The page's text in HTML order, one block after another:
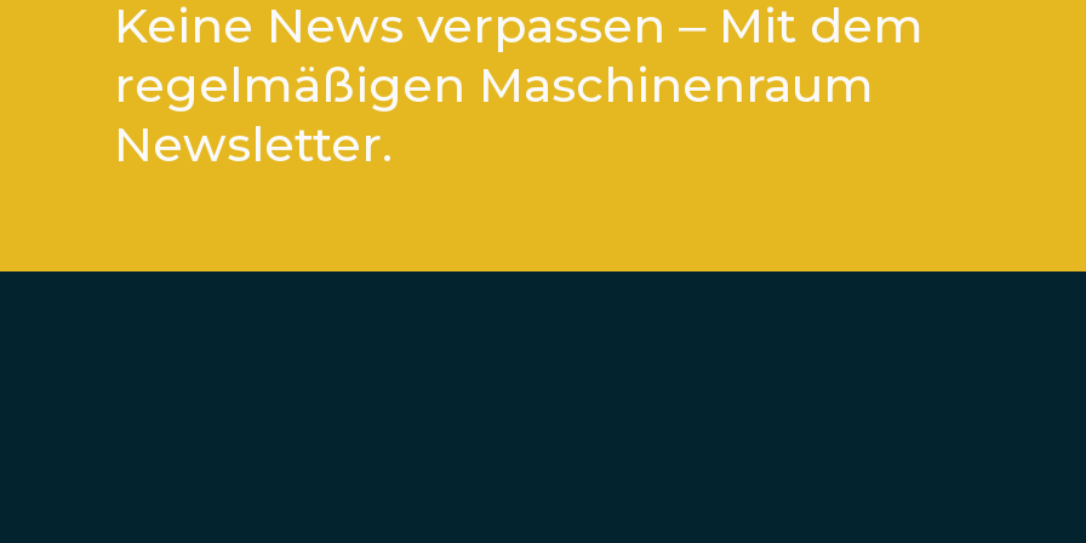
Keine News verpassen – Mit dem
regelmäßigen Maschinenraum
Newsletter.